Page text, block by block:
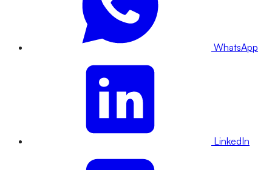
WhatsApp
LinkedIn